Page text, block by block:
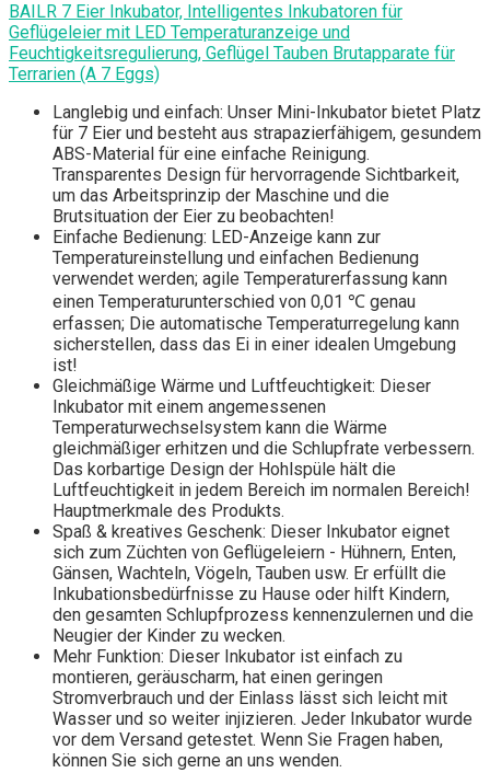
BAILR 7 Eier Inkubator, Intelligentes Inkubatoren für
Geflügeleier mit LED Temperaturanzeige und
Feuchtigkeitsregulierung, Geflügel Tauben Brutapparate für
Terrarien (A 7 Eggs)
Langlebig und einfach: Unser Mini-Inkubator bietet Platz
für 7 Eier und besteht aus strapazierfähigem, gesundem
ABS-Material für eine einfache Reinigung.
Transparentes Design für hervorragende Sichtbarkeit,
um das Arbeitsprinzip der Maschine und die
Brutsituation der Eier zu beobachten!
Einfache Bedienung: LED-Anzeige kann zur
Temperatureinstellung und einfachen Bedienung
verwendet werden; agile Temperaturerfassung kann
einen Temperaturunterschied von 0,01 ℃ genau
erfassen; Die automatische Temperaturregelung kann
sicherstellen, dass das Ei in einer idealen Umgebung
ist!
Gleichmäßige Wärme und Luftfeuchtigkeit: Dieser
Inkubator mit einem angemessenen
Temperaturwechselsystem kann die Wärme
gleichmäßiger erhitzen und die Schlupfrate verbessern.
Das korbartige Design der Hohlspüle hält die
Luftfeuchtigkeit in jedem Bereich im normalen Bereich!
Hauptmerkmale des Produkts.
Spaß & kreatives Geschenk: Dieser Inkubator eignet
sich zum Züchten von Geflügeleiern - Hühnern, Enten,
Gänsen, Wachteln, Vögeln, Tauben usw. Er erfüllt die
Inkubationsbedürfnisse zu Hause oder hilft Kindern,
den gesamten Schlupfprozess kennenzulernen und die
Neugier der Kinder zu wecken.
Mehr Funktion: Dieser Inkubator ist einfach zu
montieren, geräuscharm, hat einen geringen
Stromverbrauch und der Einlass lässt sich leicht mit
Wasser und so weiter injizieren. Jeder Inkubator wurde
vor dem Versand getestet. Wenn Sie Fragen haben,
können Sie sich gerne an uns wenden.